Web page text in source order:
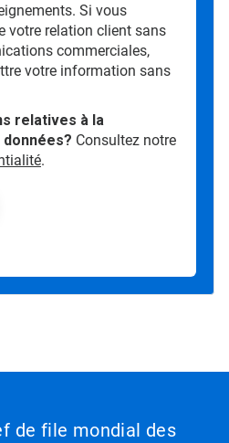
Si vous
votre relation client sans
commerciales,
votre information sans
relatives à la
Consultez notre
.
de file mondial des